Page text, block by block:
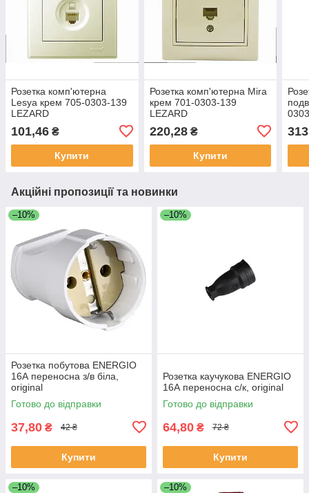
Розетка комп'ютерна
Lesya крем 705-0303-139
LEZARD
101,46 ₴
Купити
Розетка комп'ютерна Mira
крем 701-0303-139
LEZARD
220,28₴
Купити
Акційні пропозиції та новинки
–10%
Розетка побутова ENERGIO
16А переносна з/в біла,
original
Готово до відправки
37,80 ₴ 42 ₴
Купити
–10%
Розетка каучукова ENERGIO
16А переносна с/к, original
Готово до відправки
64,80 ₴ 72 ₴
Купити
–10% –10%